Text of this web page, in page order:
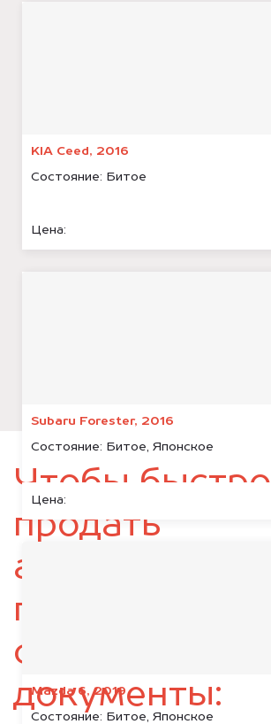
KIA Ceed, 2016
Состояние: Битое
Цена:
Subaru Forester, 2016
Состояние: Битое, Японское
Цена:
Mazda 6, 2019
Состояние: Битое, Японское
Чтобы быстро
продать
автомобиль,
подготовьте
следующие
документы: